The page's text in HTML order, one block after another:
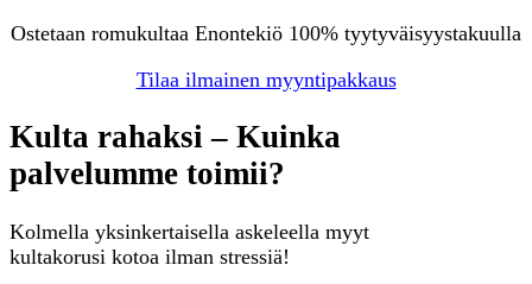
Ostetaan romukultaa Enontekiö 100% tyytyväisyystakuulla
Tilaa ilmainen myyntipakkaus
Kulta rahaksi – Kuinka
palvelumme toimii?
Kolmella yksinkertaisella askeleella myyt
kultakorusi kotoa ilman stressiä!